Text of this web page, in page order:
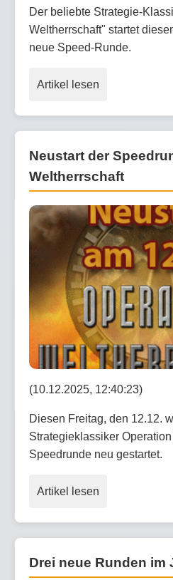
Der beliebte Strategie-
Weltherrschaft" startet
neue Speed-Runde.
Artikel lesen
Neustart der
Weltherrschaft
(10.12.2025, 12:40:23)
Diesen Freitag, den 12.12.
Strategieklassiker
Speedrunde neu gestartet.
Artikel lesen
Drei neue Runden im